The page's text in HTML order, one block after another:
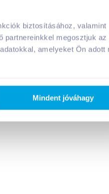
biztosításához, valamint
partnereinkkel megosztjuk az
amelyeket Ön adott
Mindent jóváhagy